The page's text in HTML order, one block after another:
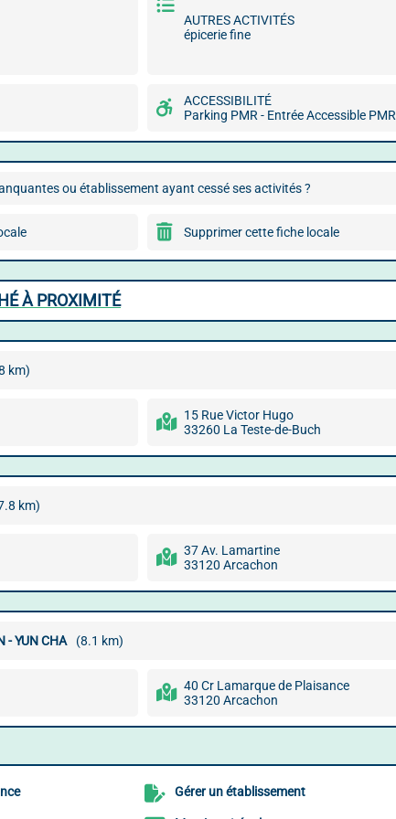
AUTRES ACTIVITÉS
épicerie fine
ACCESSIBILITÉ
Parking PMR - Entrée Accessible PMR
ou établissement ayant cessé ses activités ?
Supprimer cette fiche locale
À PROXIMITÉ
km)
15 Rue Victor Hugo
33260 La Teste-de-Buch
km)
37 Av. Lamartine
33120 Arcachon
- YUN CHA (8.1 km)
40 Cr Lamarque de Plaisance
33120 Arcachon
Gérer un établissement